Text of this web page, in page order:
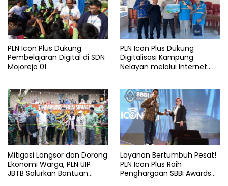
PLN Icon Plus Dukung
Pembelajaran Digital di SDN
Mojorejo 01
PLN Icon Plus Dukung
Digitalisasi Kampung
Nelayan melalui Internet
Mitigasi Longsor dan Dorong
Ekonomi Warga, PLN UIP
JBTB Salurkan Bantuan
Layanan Bertumbuh Pesat!
PLN Icon Plus Raih
Penghargaan SBBI Awards